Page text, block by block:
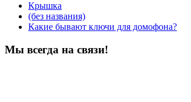
Крышка
(без названия)
Какие бывают ключи для домофона?
Мы всегда на связи!